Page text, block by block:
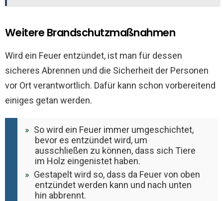
Weitere Brandschutzmaßnahmen
Wird ein Feuer entzündet, ist man für dessen
sicheres Abrennen und die Sicherheit der Personen
vor Ort verantwortlich. Dafür kann schon vorbereitend
einiges getan werden.
So wird ein Feuer immer umgeschichtet,
bevor es entzündet wird, um
ausschließen zu können, dass sich Tiere
im Holz eingenistet haben.
Gestapelt wird so, dass da Feuer von oben
entzündet werden kann und nach unten
hin abbrennt.